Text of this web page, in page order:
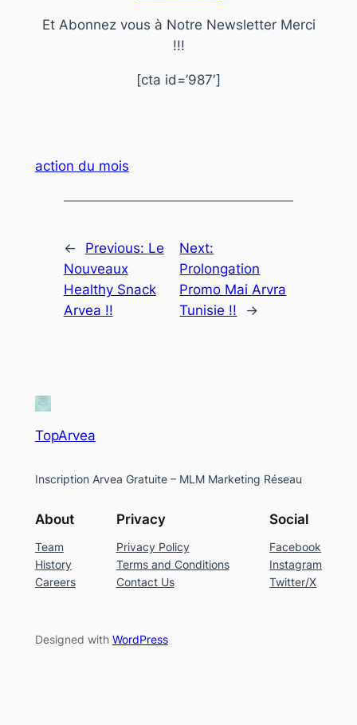
Et Abonnez vous à Notre Newsletter Merci
!!!
[cta id=’987′]
action du mois
← Previous: Le
Nouveaux
Healthy Snack
Arvea !!
Next:
Prolongation
Promo Mai Arvra
Tunisie !!
→
TopArvea
Inscription Arvea Gratuite – MLM Marketing Réseau
About
Team
History
Careers
Privacy
Privacy Policy
Terms and Conditions
Contact Us
Social
Facebook
Instagram
Twitter/X
Designed with WordPress